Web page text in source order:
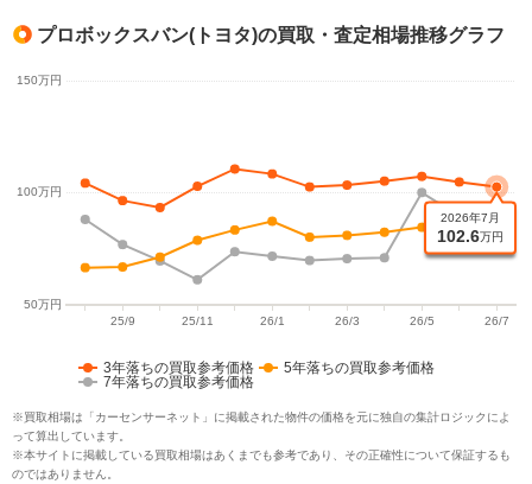
プロボックスバン(トヨタ)の買取・査定相場推移グラフ
3年落ちの買取参考価格
5年落ちの買取参考価格
7年落ちの買取参考価格
※買取相場は「カーセンサーネット」に掲載された物件の価格を元に独自の集計ロジックによ
って算出しています。
※本サイトに掲載している買取相場はあくまでも参考であり、その正確性について保証するも
のではありません。